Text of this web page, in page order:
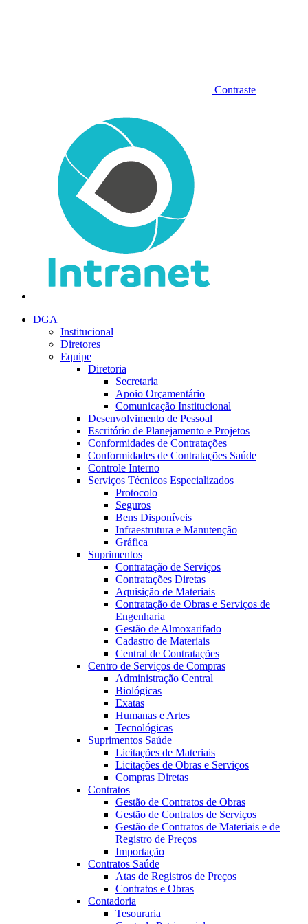
Contraste
DGA
Institucional
Diretores
Equipe
Diretoria
Secretaria
Apoio Orçamentário
Comunicação Institucional
Desenvolvimento de Pessoal
Escritório de Planejamento e Projetos
Conformidades de Contratações
Conformidades de Contratações Saúde
Controle Interno
Serviços Técnicos Especializados
Protocolo
Seguros
Bens Disponíveis
Infraestrutura e Manutenção
Gráfica
Suprimentos
Contratação de Serviços
Contratações Diretas
Aquisição de Materiais
Contratação de Obras e Serviços de
Engenharia
Gestão de Almoxarifado
Cadastro de Materiais
Central de Contratações
Centro de Serviços de Compras
Administração Central
Biológicas
Exatas
Humanas e Artes
Tecnológicas
Suprimentos Saúde
Licitações de Materiais
Licitações de Obras e Serviços
Compras Diretas
Contratos
Gestão de Contratos de Obras
Gestão de Contratos de Serviços
Gestão de Contratos de Materiais e de
Registro de Preços
Importação
Contratos Saúde
Atas de Registros de Preços
Contratos e Obras
Contadoria
Tesouraria